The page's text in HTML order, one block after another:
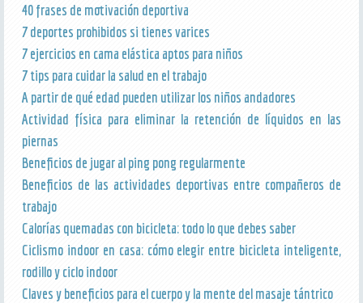
40 frases de motivación deportiva
7 deportes prohibidos si tienes varices
7 ejercicios en cama elástica aptos para niños
7 tips para cuidar la salud en el trabajo
A partir de qué edad pueden utilizar los niños andadores
Actividad física para eliminar la retención de líquidos en las
piernas
Beneficios de jugar al ping pong regularmente
Beneficios de las actividades deportivas entre compañeros de
trabajo
Calorías quemadas con bicicleta: todo lo que debes saber
Ciclismo indoor en casa: cómo elegir entre bicicleta inteligente,
rodillo y ciclo indoor
Claves y beneficios para el cuerpo y la mente del masaje tántrico